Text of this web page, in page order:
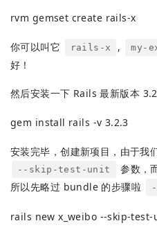
rvm gemset create rails-x
你可以叫它 rails-x , my-
好！
然后安装一下 Rails 最新版本
gem install rails -v 3.2.3
安装完毕，创建新项目，由于我
--skip-test-unit
参数，
所以先略过 bundle 的步骤啦
rails new x_weibo --skip-